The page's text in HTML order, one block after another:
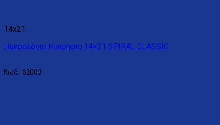
14x21
Ημερολόγιο Ημερήσιο 14×21 SPIRAL CLASSIC
Κωδ.: 62003